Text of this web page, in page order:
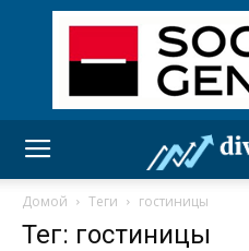
Домой Теги гостиницы
Тег: гостиницы